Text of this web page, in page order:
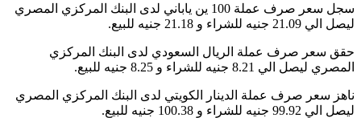
سجل سعر صرف عملة 100 ين ياباني لدى البنك المركزي المصري
ليصل الي 21.09 جنيه للشراء و 21.18 جنيه للبيع.
حقق سعر صرف عملة الريال السعودي لدى البنك المركزي
المصري ليصل الي 8.21 جنيه للشراء و 8.25 جنيه للبيع.
ناهز سعر صرف عملة الدينار الكويتي لدى البنك المركزي المصري
ليصل الي 99.92 جنيه للشراء و 100.38 جنيه للبيع.